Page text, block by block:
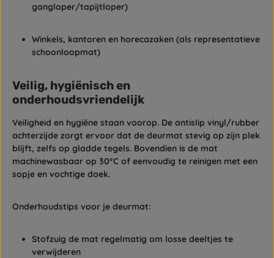
gangloper/tapijtloper)
Winkels, kantoren en horecazaken (als representatieve
schoonloopmat)
Veilig, hygiënisch en
onderhoudsvriendelijk
Veiligheid en hygiëne staan voorop. De antislip vinyl/rubber
achterzijde zorgt ervoor dat de deurmat stevig op zijn plek
blijft, zelfs op gladde tegels. Bovendien is de mat
machinewasbaar op 30°C of eenvoudig te reinigen met een
sopje en vochtige doek.
Onderhoudstips voor je deurmat:
Stofzuig de mat regelmatig om losse deeltjes te
verwijderen